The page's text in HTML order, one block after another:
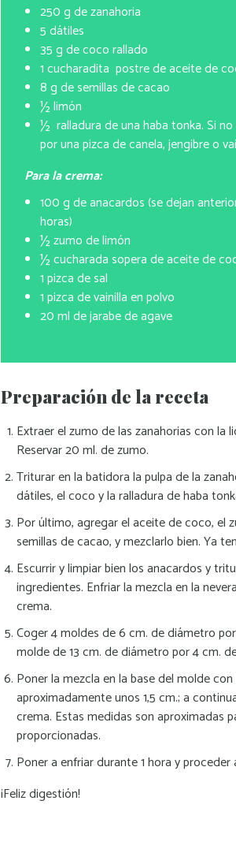
250 g de zanahoria
5 dátiles
35 g de coco rallado
1 cucharadita postre de aceite de
8 g de semillas de cacao
½ limón
½ ralladura de una haba tonka. Si
por una pizca de canela, jengibre o
Para la crema:
100 g de anacardos (se dejan
horas)
½ zumo de limón
½ cucharada sopera de aceite de
1 pizca de sal
1 pizca de vainilla en polvo
20 ml de jarabe de agave
Preparación de la receta
Extraer el zumo de las zanahorias con la
Reservar 20 ml. de zumo.
Triturar en la batidora la pulpa de la
dátiles, el coco y la ralladura de haba
Por último, agregar el aceite de coco, el
semillas de cacao, y mezclarlo bien. Ya
Escurrir y limpiar bien los anacardos y
ingredientes. Enfriar la mezcla en la
crema.
Coger 4 moldes de 6 cm. de diámetro
molde de 13 cm. de diámetro por 4 cm.
Poner la mezcla en la base del molde
aproximadamente unos 1,5 cm.; a
crema. Estas medidas son aproximadas
proporcionadas.
Poner a enfriar durante 1 hora y proceder
¡Feliz digestión!